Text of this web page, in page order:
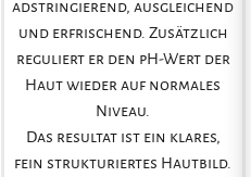
adstringierend, ausgleichend
und erfrischend. Zusätzlich
reguliert er den pH-Wert der
Haut wieder auf normales
Niveau.
Das resultat ist ein klares,
fein strukturiertes Hautbild.